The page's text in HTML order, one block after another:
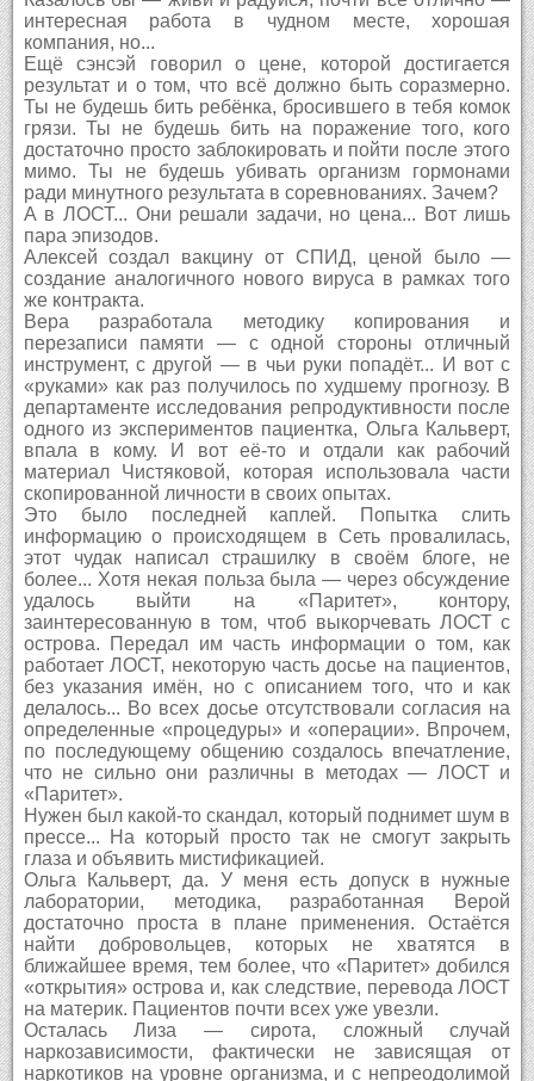
интересная работа в чудном месте, хорошая
компания, но...
Ещё сэнсэй говорил о цене, которой достигается
результат и о том, что всё должно быть соразмерно.
Ты не будешь бить ребёнка, бросившего в тебя комок
грязи. Ты не будешь бить на поражение того, кого
достаточно просто заблокировать и пойти после этого
мимо. Ты не будешь убивать организм гормонами
ради минутного результата в соревнованиях. Зачем?
А в ЛОСТ... Они решали задачи, но цена... Вот лишь
пара эпизодов.
Алексей создал вакцину от СПИД, ценой было —
создание аналогичного нового вируса в рамках того
же контракта.
Вера разработала методику копирования и
перезаписи памяти — с одной стороны отличный
инструмент, с другой — в чьи руки попадёт... И вот с
«руками» как раз получилось по худшему прогнозу. В
департаменте исследования репродуктивности после
одного из экспериментов пациентка, Ольга Кальверт,
впала в кому. И вот её-то и отдали как рабочий
материал Чистяковой, которая использовала части
скопированной личности в своих опытах.
Это было последней каплей. Попытка слить
информацию о происходящем в Сеть провалилась,
этот чудак написал страшилку в своём блоге, не
более... Хотя некая польза была — через обсуждение
удалось выйти на «Паритет», контору,
заинтересованную в том, чтоб выкорчевать ЛОСТ с
острова. Передал им часть информации о том, как
работает ЛОСТ, некоторую часть досье на пациентов,
без указания имён, но с описанием того, что и как
делалось... Во всех досье отсутствовали согласия на
определенные «процедуры» и «операции». Впрочем,
по последующему общению создалось впечатление,
что не сильно они различны в методах — ЛОСТ и
«Паритет».
Нужен был какой-то скандал, который поднимет шум в
прессе... На который просто так не смогут закрыть
глаза и объявить мистификацией.
Ольга Кальверт, да. У меня есть допуск в нужные
лаборатории, методика, разработанная Верой
достаточно проста в плане применения. Остаётся
найти добровольцев, которых не хватятся в
ближайшее время, тем более, что «Паритет» добился
«открытия» острова и, как следствие, перевода ЛОСТ
на материк. Пациентов почти всех уже увезли.
Осталась Лиза — сирота, сложный случай
наркозависимости, фактически не зависящая от
наркотиков на уровне организма, и с непреодолимой